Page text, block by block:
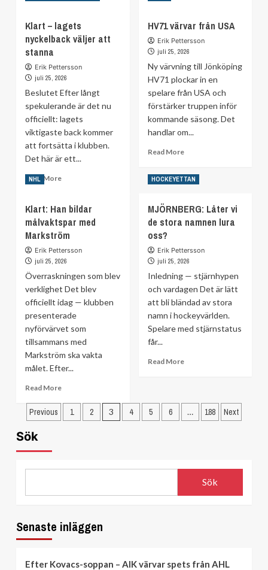
Ranking:
De
på
marknaden
Väntas
få
chansen
NHL
–
18-
åringen
skriver
kontrakt
Klart – lagets
nyckelback väljer att
stanna
Erik Pettersson
juli 25, 2026
Beslutet Efter långt
spekulerande är det nu
officiellt: lagets
viktigaste back kommer
att fortsätta i klubben.
Det här är ett...
Read MoreRead
Klart
–
lagets
stanna
HV71 värvar från USA
Erik Pettersson
juli 25, 2026
Ny värvning till Jönköping
HV71 plockar in en
spelare från USA och
förstärker truppen inför
kommande säsong. Det
handlar om...
Read MoreRead
about
HV71
från
NHL
Klart: Han bildar
målvaktspar med
Markström
Erik Pettersson
juli 25, 2026
Överraskningen som blev
verklighet Det blev
officiellt idag — klubben
presenterade
nyförvärvet som
tillsammans med
Markström ska vakta
målet. Efter...
Read MoreRead
about
Klart:
HOCKEYETTAN
MJÖRNBERG: Låter vi
de stora namnen lura
oss?
Erik Pettersson
juli 25, 2026
Inledning — stjärnhypen
och vardagen Det är lätt
att bli bländad av stora
namn i hockeyvärlden.
Spelare med stjärnstatus
får...
Read MoreRead
Låter
vi
Sidnumrering
Previous 1 2 3 4 5 6 … 188 Next
Sök
Sök
Senaste inläggen
Efter Kovacs-soppan – AIK värvar spets från AHL